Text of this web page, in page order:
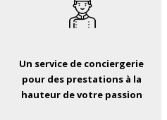
Un service de conciergerie
pour des prestations à la
hauteur de votre passion